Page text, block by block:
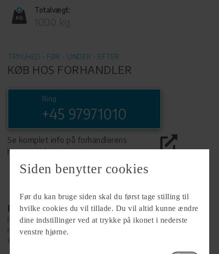
Totalvægt:
TRYGHED - FØR - UNDER - EFTER
KØB HOS FORHANDLER
Ring
+45 97971010
Se komplet info på forhandlerens
hjemmeside
Forhandler
FriCamping Esbjerg ApS
Hammeren 4
6715 Esbjerg
Siden benytter cookies
Før du kan bruge siden skal du først tage stilling til
hvilke cookies du vil tillade. Du vil altid kunne ændre
dine indstillinger ved at trykke på ikonet i nederste
venstre hjørne.